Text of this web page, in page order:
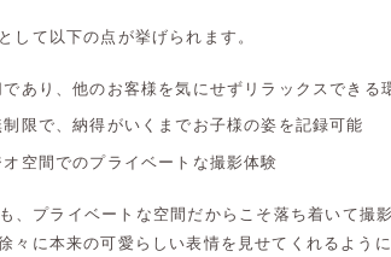
して以下の点が挙げられます。
あり、他のお客様を気にせずリラックスできる
限で、納得がいくまでお子様の姿を記録可能
空間でのプライベートな撮影体験
、プライベートな空間だからこそ落ち着いて撮
々に本来の可愛らしい表情を見せてくれるように